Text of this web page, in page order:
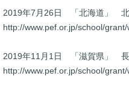
2019年7月26日 「北海道」 北
http://www.pef.or.jp/school/
2019年11月1日 「滋賀県」 長
http://www.pef.or.jp/school/